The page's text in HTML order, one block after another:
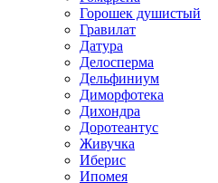
Горошек душистый
Гравилат
Датура
Делосперма
Дельфиниум
Диморфотека
Дихондра
Доротеантус
Живучка
Иберис
Ипомея